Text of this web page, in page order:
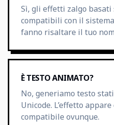
Sì, gli effetti zalgo basati
compatibili con il
fanno risaltare il tuo
È TESTO ANIMATO?
No, generiamo testo
Unicode. L’effetto
compatibile ovunque.